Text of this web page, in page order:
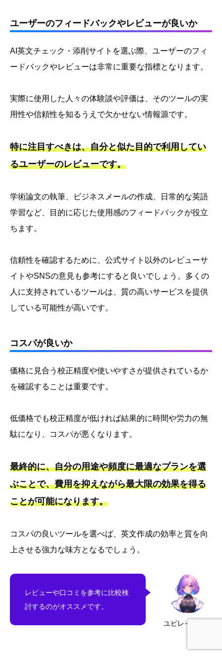
ユーザーのフィードバックやレビューが良いか
AI英文チェック・添削サイトを選ぶ際、ユーザーのフィ
ードバックやレビューは非常に重要な指標となります。
実際に使用した人々の体験談や評価は、そのツールの実
用性や信頼性を知るうえで欠かせない情報源です。
特に注目すべきは、自分と似た目的で利用してい
るユーザーのレビューです。
学術論文の執筆、ビジネスメールの作成、日常的な英語
学習など、目的に応じた使用感のフィードバックが役立
ちます。
信頼性を確認するために、公式サイト以外のレビューサ
イトやSNSの意見も参考にすると良いでしょう。多くの
人に支持されているツールは、質の高いサービスを提供
している可能性が高いです。
コスパが良いか
価格に見合う校正精度や使いやすさが提供されているか
を確認することは重要です。
低価格でも校正精度が低ければ結果的に時間や労力の無
駄になり、コスパが悪くなります。
最終的に、自分の用途や頻度に最適なプランを選
ぶことで、費用を抑えながら最大限の効果を得る
ことが可能になります。
コスパの良いツールを選べば、英文作成の効率と質を向
上させる強力な味方となるでしょう。
ユビレイ・アエ
レビューや口コミを参考に比較検
討するのがオススメです。
公式LINE登録